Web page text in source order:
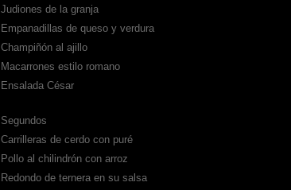
Judiones de la granja
Empanadillas de queso y verdura
Champiñón al ajillo
Macarrones estilo romano
Ensalada César
Segundos
Carrilleras de cerdo con puré
Pollo al chilindrón con arroz
Redondo de ternera en su salsa